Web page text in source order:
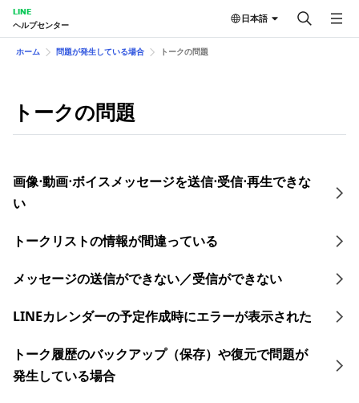
LINE
ヘルプセンター
日本語
ホーム 問題が発生している場合 トークの問題
トークの問題
画像⋅動画⋅ボイスメッセージを送信⋅受信⋅再生できな
い
トークリストの情報が間違っている
メッセージの送信ができない／受信ができない
LINEカレンダーの予定作成時にエラーが表示された
トーク履歴のバックアップ（保存）や復元で問題が
発生している場合